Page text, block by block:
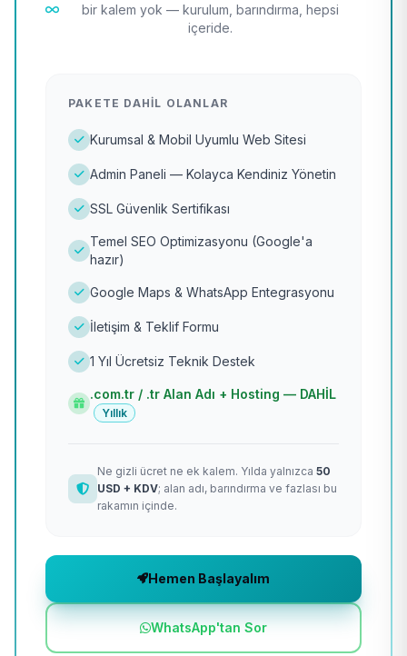
bir kalem yok — kurulum, barındırma, hepsi
içeride.
PAKETE DAHIL OLANLAR
Kurumsal & Mobil Uyumlu Web Sitesi
Admin Paneli — Kolayca Kendiniz Yönetin
SSL Güvenlik Sertifikası
Temel SEO Optimizasyonu (Google'a
hazır)
Google Maps & WhatsApp Entegrasyonu
İletişim & Teklif Formu
1 Yıl Ücretsiz Teknik Destek
.com.tr / .tr Alan Adı + Hosting — DAHİL
Yıllık
Ne gizli ücret ne ek kalem. Yılda yalnızca 50
USD + KDV; alan adı, barındırma ve fazlası bu
rakamın içinde.
Hemen Başlayalım
WhatsApp'tan Sor